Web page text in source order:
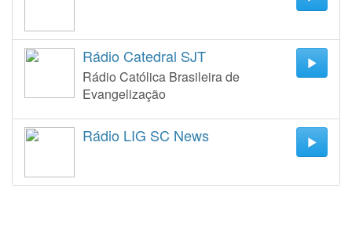
Rádio Catedral SJT
Rádio Católica Brasileira de
Evangelização
Rádio LIG SC News